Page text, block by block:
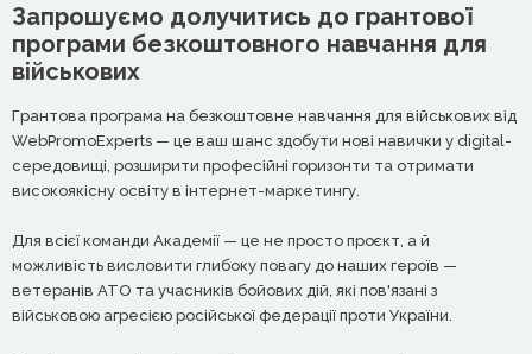
Запрошуємо долучитись до грантової
програми безкоштовного навчання для
військових
Грантова програма на безкоштовне навчання для військових від
WebPromoExperts — це ваш шанс здобути нові навички у digital-
середовищі, розширити професійні горизонти та отримати
високоякісну освіту в інтернет-маркетингу.
Для всієї команди Академії — це не просто проєкт, а й
можливість висловити глибоку повагу до наших героїв —
ветеранів АТО та учасників бойових дій, які пов'язані з
військовою агресією російської федерації проти України.